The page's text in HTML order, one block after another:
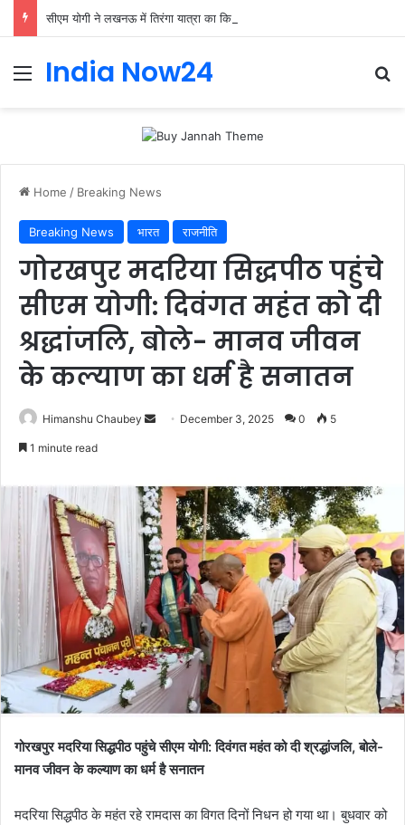
India Now24
Home / Breaking News
Breaking News भारत राजनीति
गोरखपुर मदरिया सिद्धपीठ पहुंचे
सीएम योगी: दिवंगत महंत को दी
श्रद्धांजलि, बोले- मानव जीवन
के कल्याण का धर्म है सनातन
Himanshu Chaubey December 3, 2025 0 5
1 minute read
गोरखपुर मदरिया सिद्धपीठ पहुंचे सीएम योगी: दिवंगत महंत को दी श्रद्धांजलि, बोले-
मानव जीवन के कल्याण का धर्म है सनातन
मदरिया सिद्धपीठ के महंत रहे रामदास का विगत दिनों निधन हो गया था। बुधवार को